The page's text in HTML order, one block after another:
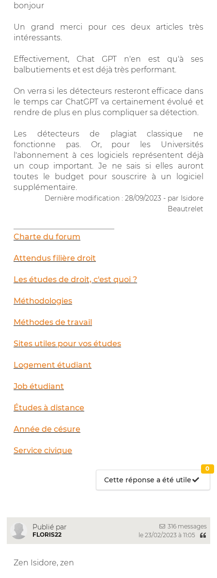
bonjour
Un grand merci pour ces deux articles très
intéressants.
Effectivement, Chat GPT n'en est qu'à ses
balbutiements et est déjà très performant.
On verra si les détecteurs resteront efficace dans
le temps car ChatGPT va certainement évolué et
rendre de plus en plus compliquer sa détection.
Les détecteurs de plagiat classique ne
fonctionne pas. Or, pour les Universités
l'abonnement à ces logiciels représentent déjà
un coup important. Je ne sais si elles auront
toutes le budget pour souscrire à un logiciel
supplémentaire.
Dernière modification : 28/09/2023 - par Isidore
Beautrelet
Charte du forum
Attendus filière droit
Les études de droit, c'est quoi ?
Méthodologies
Méthodes de travail
Sites utiles pour vos études
Logement étudiant
Job étudiant
Études à distance
Année de césure
Service civique
Cette réponse a été utile
0
Publié par
FLORIS22
316 messages
le 23/02/2023 à 11:05
Zen Isidore, zen